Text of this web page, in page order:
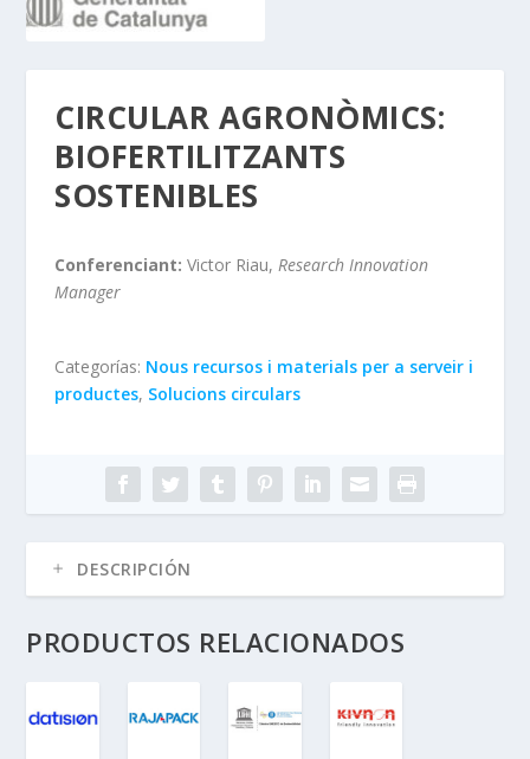
CIRCULAR AGRONÒMICS:
BIOFERTILITZANTS
SOSTENIBLES
Conferenciant: Victor Riau, Research Innovation
Manager
Categorías: Nous recursos i materials per a serveir i
productes, Solucions circulars
DESCRIPCIÓN
PRODUCTOS RELACIONADOS